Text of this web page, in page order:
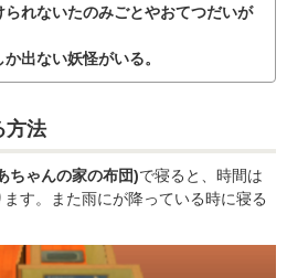
られないたのみごとやおてつだいが
出ない妖怪がいる。
方法
ちゃんの家の布団)で寝ると、時間は
ます。また雨にが降っている時に寝る